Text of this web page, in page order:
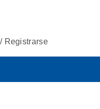
Registrarse